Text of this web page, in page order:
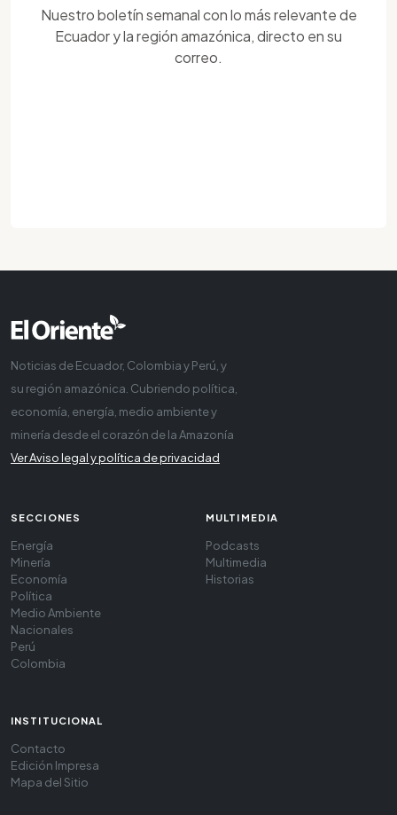
Nuestro boletín semanal con lo más relevante de
Ecuador y la región amazónica, directo en su
correo.
Noticias de Ecuador, Colombia y Perú, y
su región amazónica. Cubriendo política,
economía, energía, medio ambiente y
minería desde el corazón de la Amazonía
Ver Aviso legal y política de privacidad
SECCIONES
Energía
Minería
Economía
Política
Medio Ambiente
Nacionales
Perú
Colombia
MULTIMEDIA
Podcasts
Multimedia
Historias
INSTITUCIONAL
Contacto
Edición Impresa
Mapa del Sitio